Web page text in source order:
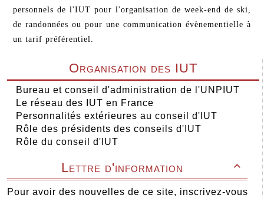
Organisation des IUT
Bureau et conseil d'administration de l'UNPIUT
Le réseau des IUT en France
Personnalités extérieures au conseil d'IUT
Rôle des présidents des conseils d'IUT
Rôle du conseil d'IUT

Lettre d'information
Pour avoir des nouvelles de ce site, inscrivez-vous
personnels de l'IUT pour l'organisation de week-end de ski,
de randonnées ou pour une communication évènementielle à
un tarif préférentiel.